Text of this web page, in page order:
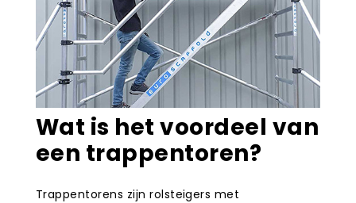
Wat is het voordeel van
een trappentoren?
Trappentorens zijn rolsteigers met